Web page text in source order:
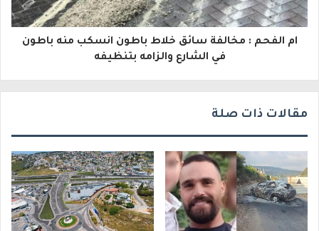
و
ام الفحم : مخالفة سائق خلاط باطون انسكب منه باطون
في الشارع والزامه بتنظيفه
مقالات ذات صلة